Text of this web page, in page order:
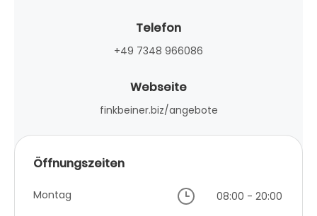
Telefon
+49 7348 966086
Webseite
finkbeiner.biz/angebote
Öffnungszeiten
Montag
08:00 - 20:00